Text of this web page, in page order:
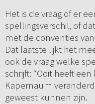
Het is de vraag of er
spellingsverschil, of
met de conventies
Dat laatste lijkt het
ook de vraag welke
schrijft: “Ooit heeft
Kapernaum
geweest kunnen zijn.